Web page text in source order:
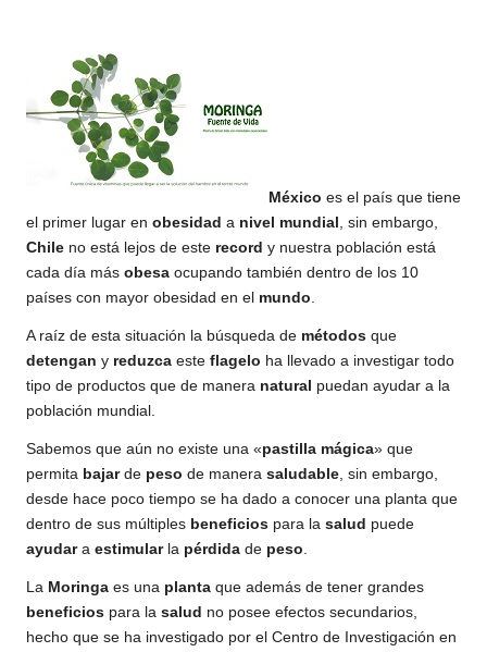
México es el país que tiene
el primer lugar en obesidad a nivel mundial , sin embargo,
Chile no está lejos de este record y nuestra población está
cada día más obesa ocupando también dentro de los 10
países con mayor obesidad en el mundo
A raíz de esta situación la búsqueda de métodos que
detengan y reduzca este flagelo ha llevado a investigar todo
tipo de productos que de manera natural puedan ayudar a la
población mundial.
Sabemos que aún no existe una «pastilla mágica» que
permita bajarde peso de manera saludable , sin embargo,
desde hace poco tiempo se ha dado a conocer una planta que
dentro de sus múltiples beneficios para la salud puede
ayudara estimularla pérdida de peso
La Moringa es una planta que además de tener grandes
beneficios para la salud no posee efectos secundarios,
hecho que se ha investigado por el Centro de Investigación en